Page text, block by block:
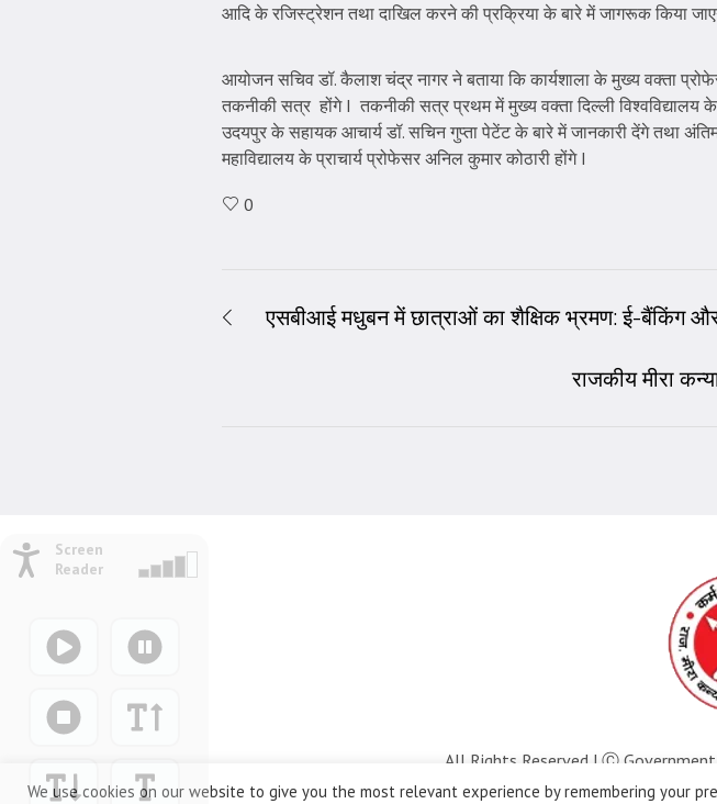
आदि के रजिस्ट्रेशन तथा दाखिल करने की प्रक्रिया के बारे में जागरूक किया
आयोजन सचिव डॉ. कैलाश चंद्र नागर ने बताया कि कार्यशाला के मुख्य वक्ता
तकनीकी सत्र होंगे I तकनीकी सत्र प्रथम में मुख्य वक्ता दिल्ली विश्वविद्यालय के
उदयपुर के सहायक आचार्य डॉ. सचिन गुप्ता पेटेंट के बारे में जानकारी देंगे तथा
महाविद्यालय के प्राचार्य प्रोफेसर अनिल कुमार कोठारी होंगे I
0
एसबीआई मधुबन में छात्राओं का शैक्षिक भ्रमण: ई-बैंकिंग
राजकीय मीरा
All Rights Reserved | Ⓒ
We use cookies on our website to give you the most relevant experience by remembering your
Screen
Reader